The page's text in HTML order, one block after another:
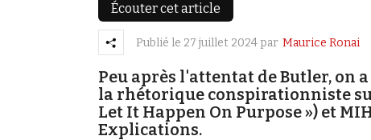
Écouter cet article
Publié le 27 juillet 2024 par Maurice Ronai
Peu après l'attentat de Butler, on
la rhétorique conspirationniste
Let It Happen On Purpose ») et
Explications.